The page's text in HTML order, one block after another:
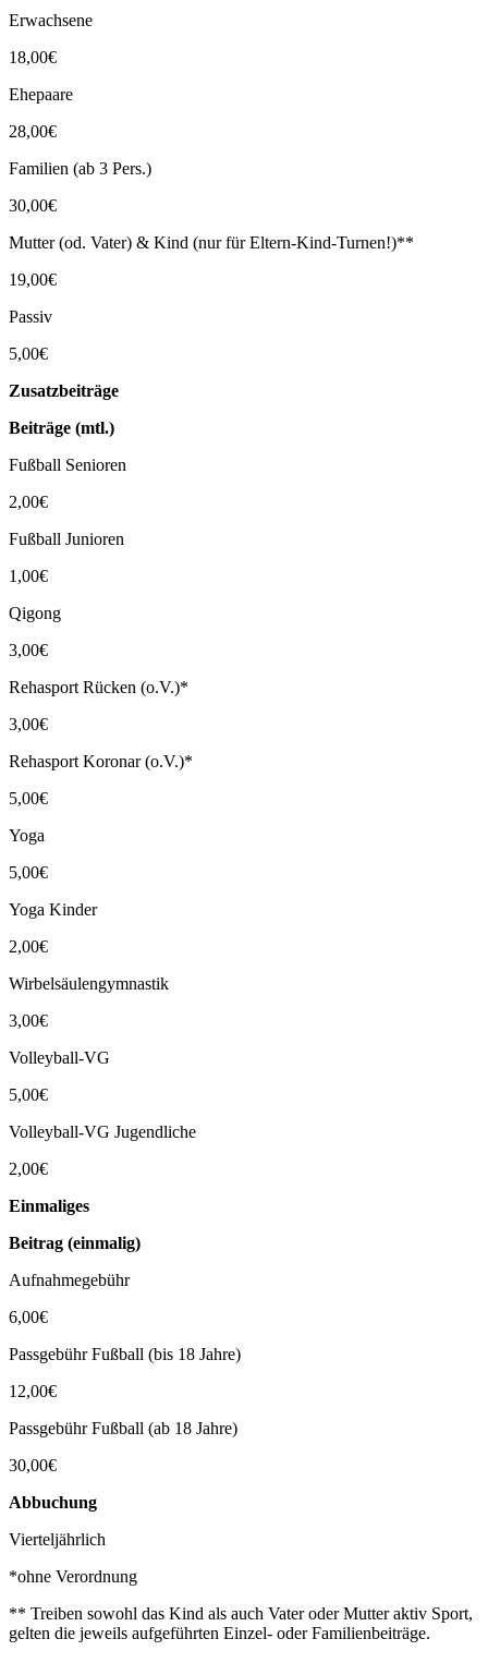
Erwachsene
18,00€
Ehepaare
28,00€
Familien (ab 3 Pers.)
30,00€
Mutter (od. Vater) & Kind (nur für Eltern-Kind-Turnen!)**
19,00€
Passiv
5,00€
Zusatzbeiträge
Beiträge (mtl.)
Fußball Senioren
2,00€
Fußball Junioren
1,00€
Qigong
3,00€
Rehasport Rücken (o.V.)*
3,00€
Rehasport Koronar (o.V.)*
5,00€
Yoga
5,00€
Yoga Kinder
2,00€
Wirbelsäulengymnastik
3,00€
Volleyball-VG
5,00€
Volleyball-VG Jugendliche
2,00€
Einmaliges
Beitrag (einmalig)
Aufnahmegebühr
6,00€
Passgebühr Fußball (bis 18 Jahre)
12,00€
Passgebühr Fußball (ab 18 Jahre)
30,00€
Abbuchung
Vierteljährlich
*ohne Verordnung
** Treiben sowohl das Kind als auch Vater oder Mutter aktiv Sport,
gelten die jeweils aufgeführten Einzel- oder Familienbeiträge.